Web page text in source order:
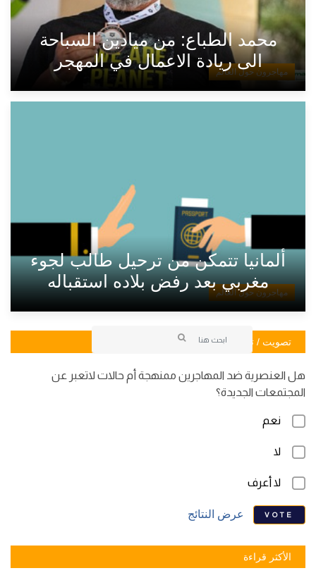
مهاجرون حول العالم
محمد الطباع: من ميادين السباحة
الى ريادة الاعمال في المهجر
مهاجرون حول العالم
ألمانيا تتمكن من ترحيل طالب لجوء
مغربي بعد رفض بلاده استقباله
تصويت / تصويت
هل العنصرية ضد المهاجرين ممنهجة أم حالات لاتعبر عن
المجتمعات الجديدة؟
نعم
لا
لا أعرف
VOTE عرض النتائج
الأكثر قراءة